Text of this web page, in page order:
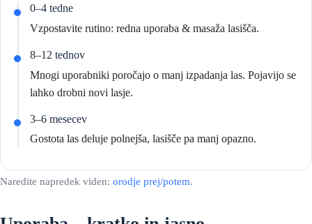
0–4 tedne
Vzpostavite rutino: redna uporaba & masaža lasišča.
8–12 tednov
Mnogi uporabniki poročajo o manj izpadanja las. Pojavijo se
lahko drobni novi lasje.
3–6 mesecev
Gostota las deluje polnejša, lasišče pa manj opazno.
Naredite napredek viden: orodje prej/potem.